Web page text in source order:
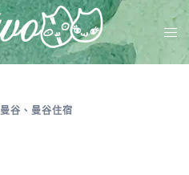
曼谷 、 曼谷住宿